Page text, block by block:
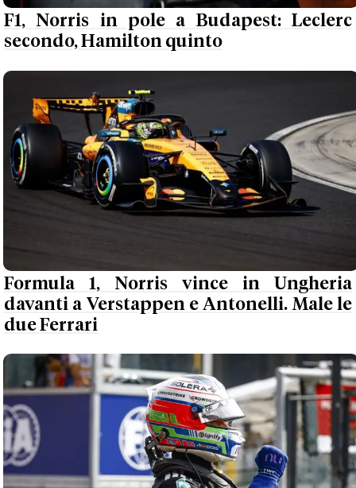
F1, Norris in pole a Budapest: Leclerc
secondo, Hamilton quinto
Formula 1, Norris vince in Ungheria
davanti a Verstappen e Antonelli. Male le
due Ferrari